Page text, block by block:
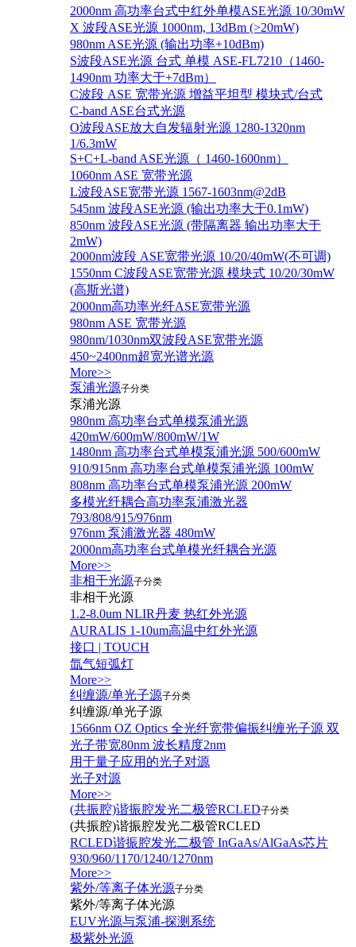
2000nm 高功率台式中红外单模ASE光源 10/30mW
X 波段ASE光源 1000nm, 13dBm (>20mW)
980nm ASE光源 (输出功率+10dBm)
S波段ASE光源 台式 单模 ASE-FL7210（1460-
1490nm 功率大于+7dBm）
C波段 ASE 宽带光源 增益平坦型 模块式/台式
C-band ASE台式光源
O波段ASE放大自发辐射光源 1280-1320nm
1/6.3mW
S+C+L-band ASE光源（ 1460-1600nm）
1060nm ASE 宽带光源
L波段ASE宽带光源 1567-1603nm@2dB
545nm 波段ASE光源 (输出功率大于0.1mW)
850nm 波段ASE光源 (带隔离器 输出功率大于
2mW)
2000nm波段 ASE宽带光源 10/20/40mW(不可调)
1550nm C波段ASE宽带光源 模块式 10/20/30mW
(高斯光谱)
2000nm高功率光纤ASE宽带光源
980nm ASE 宽带光源
980nm/1030nm双波段ASE宽带光源
450~2400nm超宽光谱光源
More>>
泵浦光源子分类
泵浦光源
980nm 高功率台式单模泵浦光源
420mW/600mW/800mW/1W
1480nm 高功率台式单模泵浦光源 500/600mW
910/915nm 高功率台式单模泵浦光源 100mW
808nm 高功率台式单模泵浦光源 200mW
多模光纤耦合高功率泵浦激光器
793/808/915/976nm
976nm 泵浦激光器 480mW
2000nm高功率台式单模光纤耦合光源
More>>
非相干光源子分类
非相干光源
1.2-8.0um NLIR丹麦 热红外光源
AURALIS 1-10um高温中红外光源
接口 | TOUCH
氙气短弧灯
More>>
纠缠源/单光子源子分类
纠缠源/单光子源
1566nm OZ Optics 全光纤宽带偏振纠缠光子源 双
光子带宽80nm 波长精度2nm
用于量子应用的光子对源
光子对源
More>>
(共振腔)谐振腔发光二极管RCLED子分类
(共振腔)谐振腔发光二极管RCLED
RCLED谐振腔发光二极管 InGaAs/AlGaAs芯片
930/960/1170/1240/1270nm
More>>
紫外/等离子体光源子分类
紫外/等离子体光源
EUV光源与泵浦-探测系统
极紫外光源